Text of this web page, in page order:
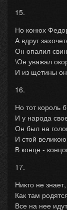
15.
Но конюх
А вдруг
Он опалил
\Он уважал
И из щетины
16.
Но тот король
И у народа
Он был на
И стой
В конце -
17.
Никто не
Как там
Все на нее